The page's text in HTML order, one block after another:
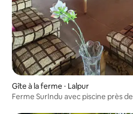
Gîte à la ferme ⋅ Lalpur
Ferme SurIndu avec piscine près